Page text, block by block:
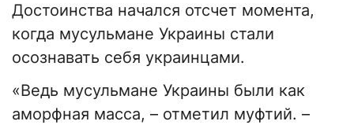
Достоинства начался отсчет момента,
когда мусульмане Украины стали
осознавать себя украинцами.
«Ведь мусульмане Украины были как
аморфная масса, – отметил муфтий. –